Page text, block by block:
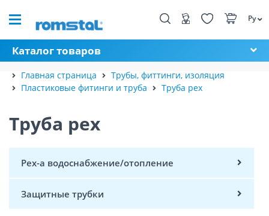
Ру
Каталог товаров
Главная страница
Трубы, фиттинги, изоляция
Пластиковые фитинги и труба
Труба pex
Труба pex
Pex-a водоснабжение/отопление
Защитные трубки